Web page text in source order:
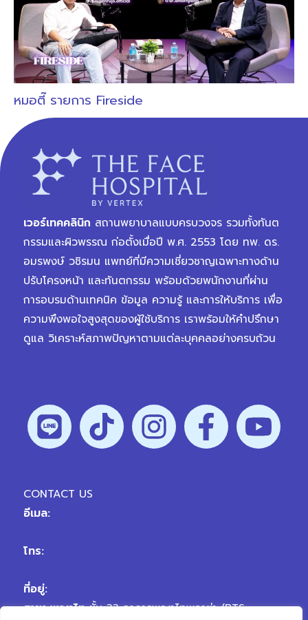
หมอตี๊ รายการ Fireside
เวอร์เทคคลินิก สถานพยาบาลแบบครบวงจร รวมทั้งทันต
กรรมและผิวพรรณ ก่อตั้งเมื่อปี พ.ศ. 2553 โดย ทพ. ดร.
อมรพงษ์ วชิรมน แพทย์ที่มีความเชี่ยวชาญเฉพาะทางด้าน
ปรับโครงหน้า และทันตกรรม พร้อมด้วยพนักงานที่ผ่าน
การอบรมด้านเทคนิค ข้อมูล ความรู้ และการให้บริการ เพื่อ
ความพึงพอใจสูงสุดของผู้ใช้บริการ เราพร้อมให้คำปรึกษา
ดูแล วิเคราะห์สภาพปัญหาตามแต่ละบุคคลอย่างครบถ้วน
CONTACT US
อีเมล:
โทร:
ที่อยู่:
สาขา พญาไทชั้น 33 อาคารพญาไทพลาซ่า (BTS